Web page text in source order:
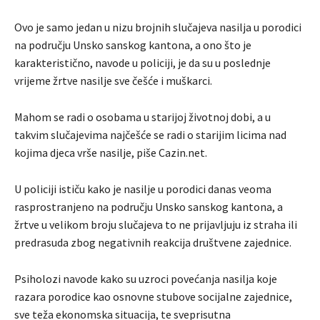
Ovo je samo jedan u nizu brojnih slučajeva nasilja u porodici
na području Unsko sanskog kantona, a ono što je
karakteristično, navode u policiji, je da su u poslednje
vrijeme žrtve nasilje sve češće i muškarci.
Mahom se radi o osobama u starijoj životnoj dobi, a u
takvim slučajevima najčešće se radi o starijim licima nad
kojima djeca vrše nasilje, piše Cazin.net.
U policiji ističu kako je nasilje u porodici danas veoma
rasprostranjeno na području Unsko sanskog kantona, a
žrtve u velikom broju slučajeva to ne prijavljuju iz straha ili
predrasuda zbog negativnih reakcija društvene zajednice.
Psiholozi navode kako su uzroci povećanja nasilja koje
razara porodice kao osnovne stubove socijalne zajednice,
sve teža ekonomska situacija, te sveprisutna